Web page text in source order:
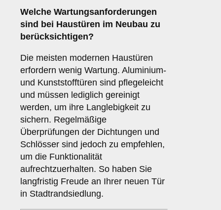
Welche Wartungsanforderungen
sind bei Haustüren im Neubau zu
berücksichtigen?
Die meisten modernen Haustüren
erfordern wenig Wartung. Aluminium-
und Kunststofftüren sind pflegeleicht
und müssen lediglich gereinigt
werden, um ihre Langlebigkeit zu
sichern. Regelmäßige
Überprüfungen der Dichtungen und
Schlösser sind jedoch zu empfehlen,
um die Funktionalität
aufrechtzuerhalten. So haben Sie
langfristig Freude an Ihrer neuen Tür
in Stadtrandsiedlung.